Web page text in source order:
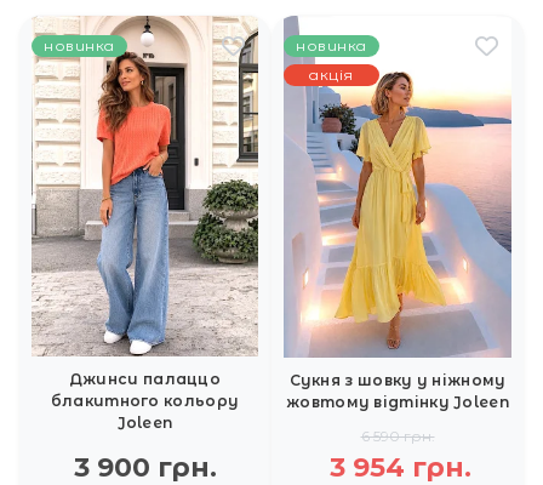
новинка
Джинси палаццо
блакитного кольору
Joleen
3 900 грн.
новинка
акція
Сукня з шовку у ніжному
жовтому відтінку Joleen
6 590 грн.
3 954 грн.